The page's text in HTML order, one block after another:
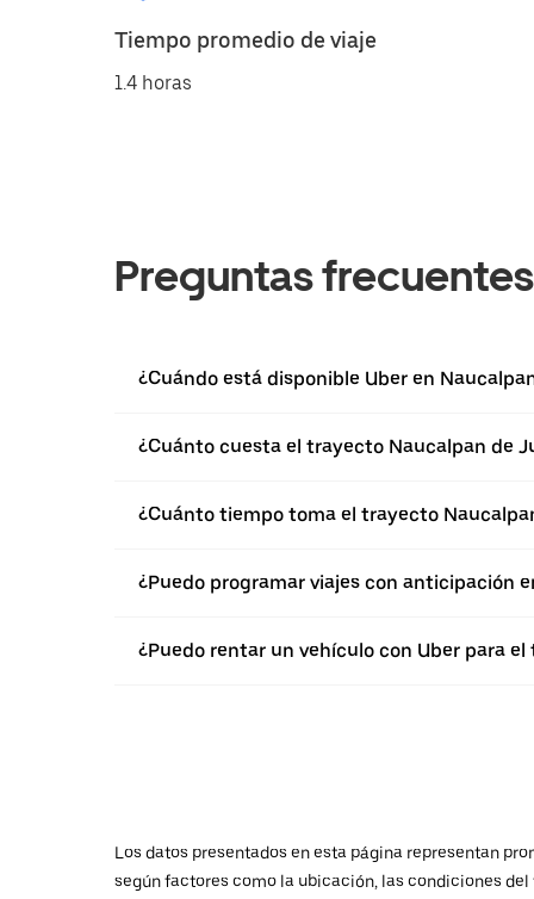
Tiempo promedio de viaje
1.4 horas
Preguntas frecuentes
¿Cuándo está disponible Uber en
¿Cuánto cuesta el trayecto Naucalpan de
¿Cuánto tiempo toma el trayecto
¿Puedo programar viajes con anticipación
¿Puedo rentar un vehículo con Uber para
Los datos presentados en esta página representan
según factores como la ubicación, las condiciones